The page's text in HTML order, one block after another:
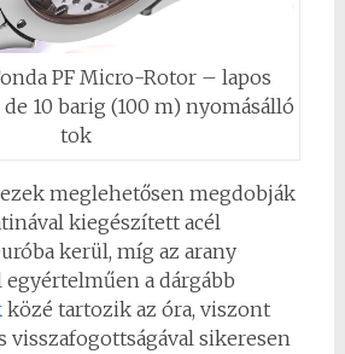
PF Micro-Rotor – lapos
10 barig (100 m) nyomásálló
tok
meglehetősen megdobják
kiegészített acél
kerül, míg az arany
egyértelműen a dárgább
közé tartozik az óra, viszont
visszafogottságával sikeresen